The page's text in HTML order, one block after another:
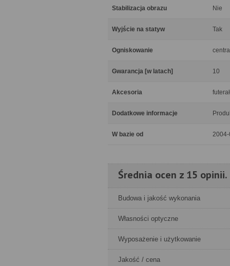
Stabilizacja obrazu Nie
Wyjście na statyw Tak
Ogniskowanie
Gwarancja [w latach] 10
Akcesoria
Dodatkowe informacje
W bazie od
Średnia ocen z 15 opinii.
Budowa i jakość wykonania
Własności optyczne
Wyposażenie i użytkowanie
Jakość / cena